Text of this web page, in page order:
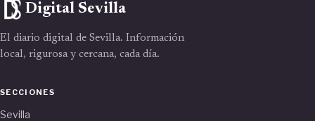
Digital Sevilla
El diario digital de Sevilla. Información
local, rigurosa y cercana, cada día.
SECCIONES
Sevilla